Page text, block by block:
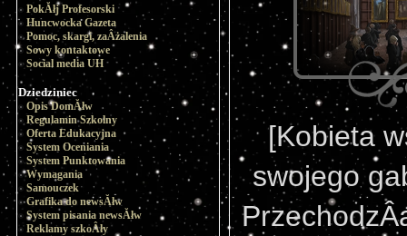
PokĂłj Profesorski
Huncwocka Gazeta
Pomoc, skargi, zaÂżalenia
Sowy kontaktowe
Social media UH
Dziedziniec
Opis DomĂłw
Regulamin Szkolny
Oferta Edukacyjna
System Oceniania
System Punktowania
Wymagania
Samouczek
Grafika do newsĂłw
System pisania newsĂłw
Reklamy szkoÂły
[Kobieta
swojego